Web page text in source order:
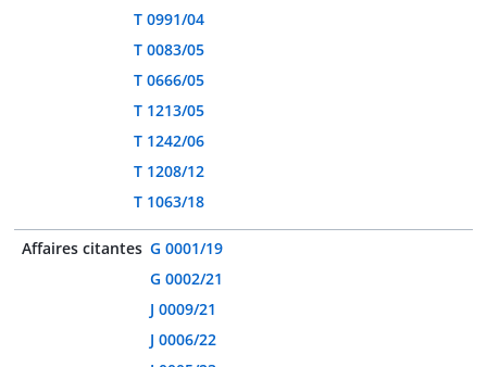
T 0991/04
T 0083/05
T 0666/05
T 1213/05
T 1242/06
T 1208/12
T 1063/18
Affaires citantes G 0001/19
G 0002/21
J 0009/21
J 0006/22